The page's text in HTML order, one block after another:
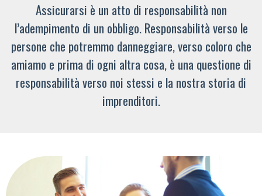
Assicurarsi è un atto di responsabilità non
l’adempimento di un obbligo. Responsabilità verso le
persone che potremmo danneggiare, verso coloro che
amiamo e prima di ogni altra cosa, è una questione di
responsabilità verso noi stessi e la nostra storia di
imprenditori.